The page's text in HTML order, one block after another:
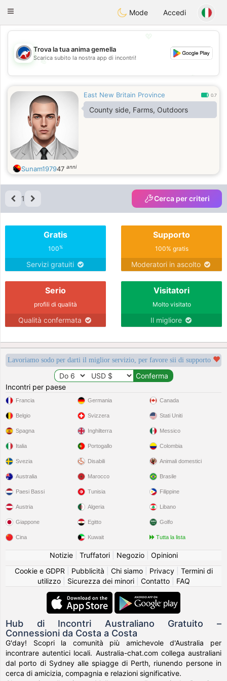
AustraliaChat
Toggle
Mode Accedi
💖
💕
Trova la tua anima gemella
Scarica subito la nostra app di incontri!
East New Britain Province 0.7
County side, Farms, Outdoors
Sunam197947 anni
1 Cerca per criteri
Gratis
100%
Servizi gratuiti
Supporto
100% gratis
Moderatori in ascolto
Serio
profili di qualità
Qualità confermata
Visitatori
Molto visitato
Il migliore
Lavoriamo sodo per darti il miglior servizio, per favore sii di supporto
Incontri per paese
Francia
Belgio
Spagna
Italia
Svezia
Germania
Svizzera
Inghilterra
Portogallo
Disabili
Canada
Stati Uniti
Messico
Colombia
Animali domestici
Australia
Paesi Bassi
Austria
Giappone
Cina
Marocco
Tunisia
Algeria
Egitto
Kuwait
Brasile
Filippine
Libano
Golfo
Tutta la lista
Notizie| Truffatori| Negozio| Opinioni
Cookie e GDPR
Pubblicità Chi siamo| Privacy| Termini di
utilizzo| Sicurezza dei minori| Contatto| FAQ
Hub di Incontri Australiano Gratuito –
Connessioni da Costa a Costa
G'day! Scopri la comunità più amichevole d'Australia per
incontrare autentici locali. Australia-chat.com collega australiani
dal porto di Sydney alle spiagge di Perth, riunendo persone in
cerca di amicizia, compagnia e relazioni significative.